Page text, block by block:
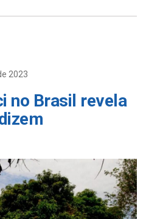
2023
no Brasil revela